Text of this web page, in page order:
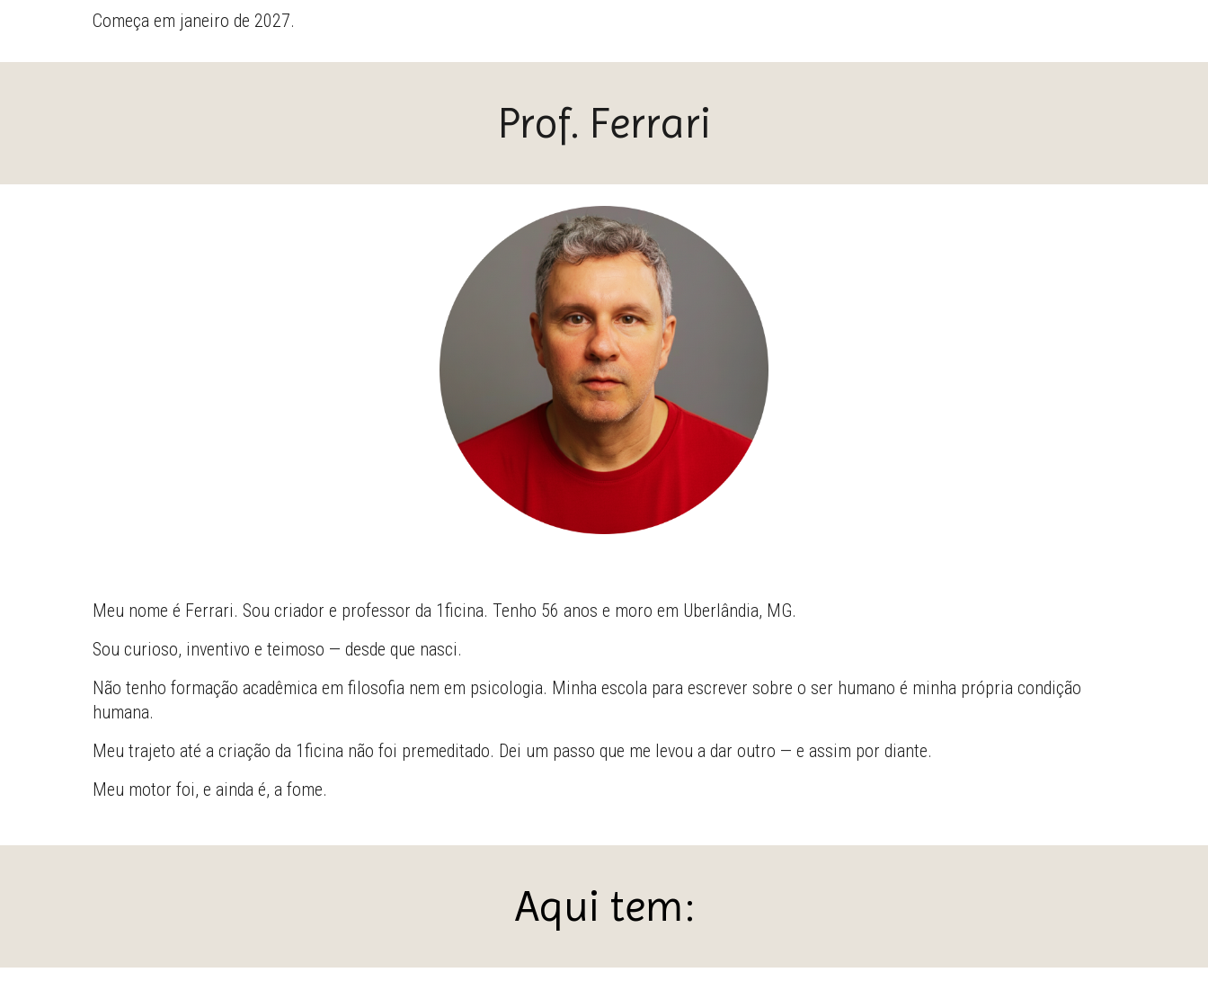
Começa em janeiro de 2027.
Prof. Ferrari
Meu nome é Ferrari. Sou criador e professor da 1ficina. Tenho 56 anos e moro em Uberlândia, MG.
Sou curioso, inventivo e teimoso — desde que nasci.
Não tenho formação acadêmica em filosofia nem em psicologia. Minha escola para escrever sobre o ser humano é minha própria condição
humana.
Meu trajeto até a criação da 1ficina não foi premeditado. Dei um passo que me levou a dar outro — e assim por diante.
Meu motor foi, e ainda é, a fome.
Aqui tem: